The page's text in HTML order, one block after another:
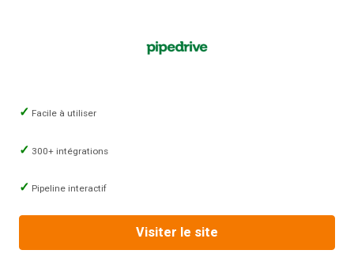
Facile à utiliser
300+ intégrations
Pipeline interactif
Visiter le site